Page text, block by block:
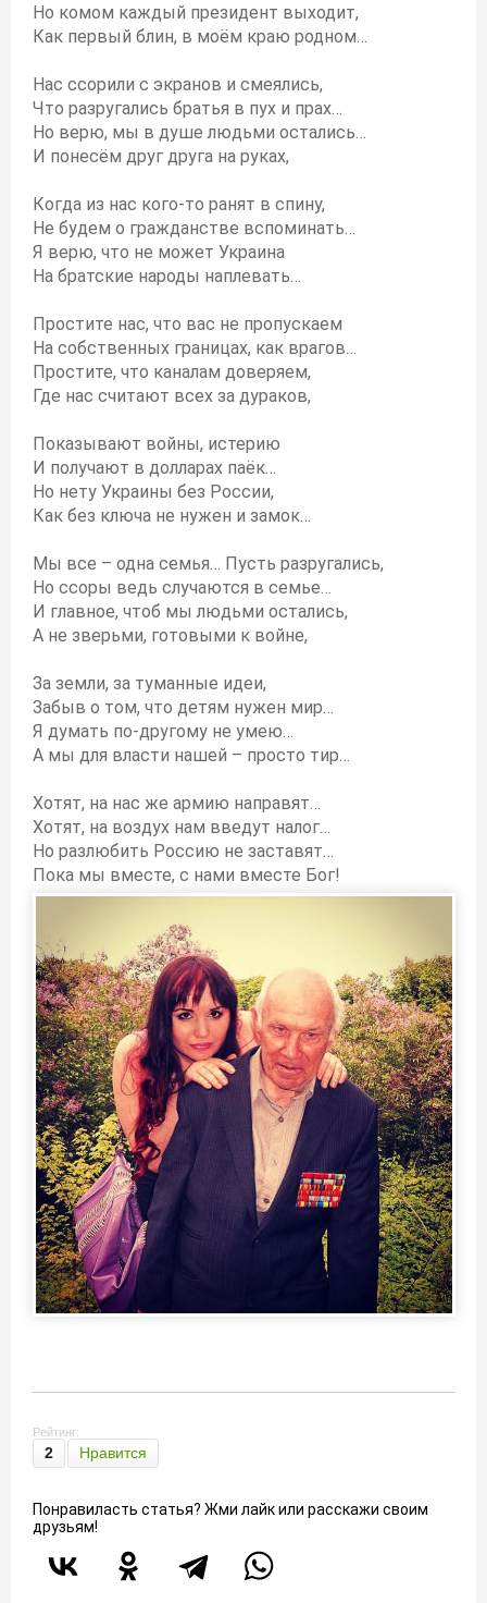
Но комом каждый президент выходит,
Как первый блин, в моём краю родном…
Нас ссорили с экранов и смеялись,
Что разругались братья в пух и прах…
Но верю, мы в душе людьми остались…
И понесём друг друга на руках,
Когда из нас кого-то ранят в спину,
Не будем о гражданстве вспоминать…
Я верю, что не может Украина
На братские народы наплевать…
Простите нас, что вас не пропускаем
На собственных границах, как врагов…
Простите, что каналам доверяем,
Где нас считают всех за дураков,
Показывают войны, истерию
И получают в долларах паёк…
Но нету Украины без России,
Как без ключа не нужен и замок…
Мы все – одна семья… Пусть разругались,
Но ссоры ведь случаются в семье…
И главное, чтоб мы людьми остались,
А не зверьми, готовыми к войне,
За земли, за туманные идеи,
Забыв о том, что детям нужен мир…
Я думать по-другому не умею…
А мы для власти нашей – просто тир…
Хотят, на нас же армию направят…
Хотят, на воздух нам введут налог…
Но разлюбить Россию не заставят…
Пока мы вместе, с нами вместе Бог!
Рейтинг:
2 Нравится
Понравиласть статья? Жми лайк или расскажи своим
друзьям!